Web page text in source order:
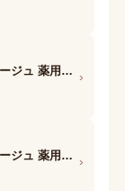
アデランス ビューステージ ベネファージュ 薬用シャンプー(Volume Control EX) ›
アデランス ビューステージ ベネファージュ 薬用シャンプー(Moisture Control EX) ›